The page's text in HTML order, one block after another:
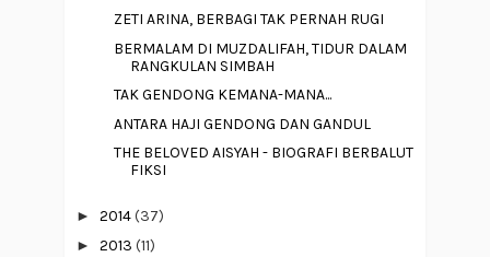
ZETI ARINA, BERBAGI TAK PERNAH RUGI
BERMALAM DI MUZDALIFAH, TIDUR DALAM
RANGKULAN SIMBAH
TAK GENDONG KEMANA-MANA...
ANTARA HAJI GENDONG DAN GANDUL
THE BELOVED AISYAH - BIOGRAFI BERBALUT
FIKSI
► 2014(37)
► 2013 (11)